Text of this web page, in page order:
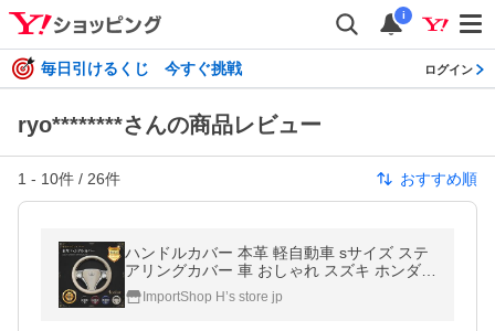
i
毎日引けるくじ 今すぐ挑戦 ログイン
ryo********さんの商品レビュー
1 - 10件 / 26件 おすすめ順
ハンドルカバー 本革 軽自動車 sサイズ ステ
アリングカバー 車 おしゃれ スズキ ホンダ
トヨタ 日産 マツダ ダイハツ
ImportShop H’s store jp